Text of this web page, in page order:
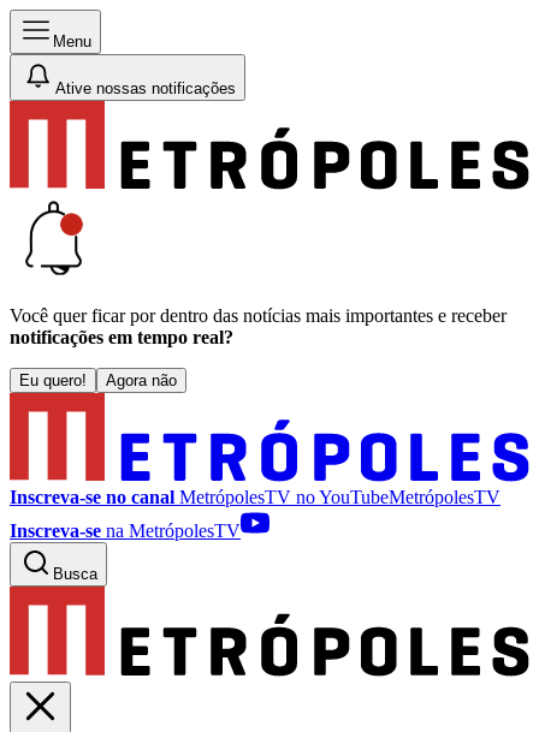
Menu
Ative nossas notificações
Você quer ficar por dentro das notícias mais importantes e receber
notificações em tempo real?
Eu quero! Agora não
Inscreva-se no canal MetrópolesTV noYouTubeMetrópolesTV
Inscreva-se na MetrópolesTV
Busca